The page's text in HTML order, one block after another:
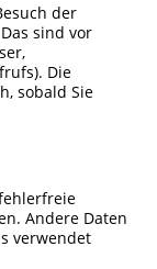
der
sind vor
Die
sobald Sie
Andere Daten
verwendet